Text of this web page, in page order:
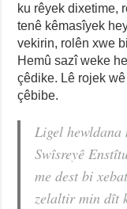
ku rêyek dixetime,
tenê kêmasîyek
vekirin, rolên xwe
Hemû sazî weke
çêdike. Lê rojek
çêbibe.
Ligel
Swîsreyê
me dest bi
zelaltir min dît